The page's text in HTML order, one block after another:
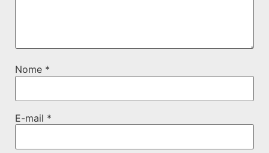
Nome *
E-mail *